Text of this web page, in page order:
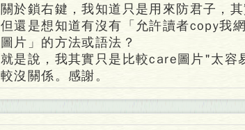
關於鎖右鍵，我知道只是用來防君子，
但還是想知道有沒有「允許讀者copy我
圖片」的方法或語法？
就是說，我其實只是比較care圖片"太容
較沒關係。感謝。